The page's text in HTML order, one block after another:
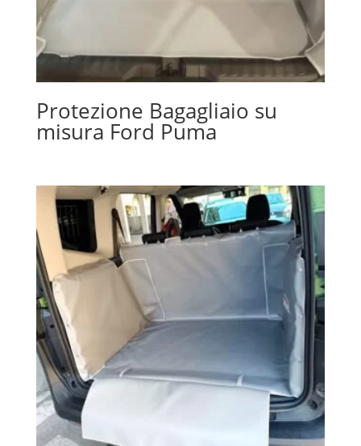
Protezione Bagagliaio su
misura Ford Puma